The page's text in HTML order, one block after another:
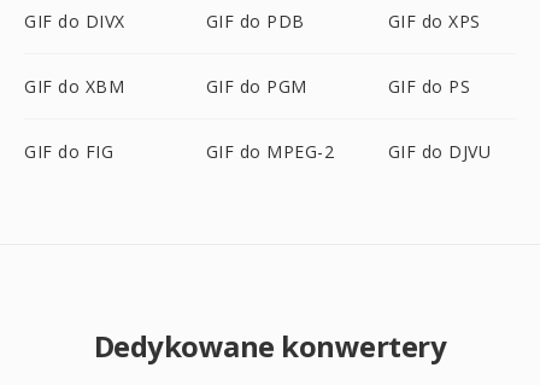
GIF do DIVX GIF do PDB GIF do XPS
GIF do XBM GIF do PGM GIF do PS
GIF do FIG GIF do MPEG-2 GIF do DJVU
Dedykowane konwertery